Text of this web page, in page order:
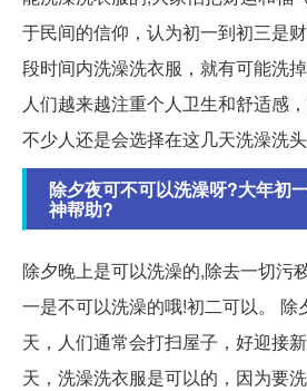
于民间的信仰，认为初一到初三是
段时间内洗澡洗衣服，就有可能洗
人们越来越注重个人卫生和舒适感
不少人还是会选择在这几天洗澡洗头
除夕夜可不可以洗澡呀?大年初
神帮助?
除夕晚上是可以洗澡的,除去一切污
一是不可以洗澡的哦!初二可以。 除
天，人们通常会打扫屋子，好迎接
天，洗澡洗衣服是可以的，因为要